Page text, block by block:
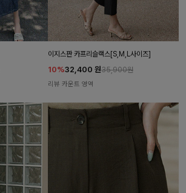
이지스판 카프리슬랙스[S,M,L사이즈]
10%32,400 원35,900원
리뷰 카운트 영역